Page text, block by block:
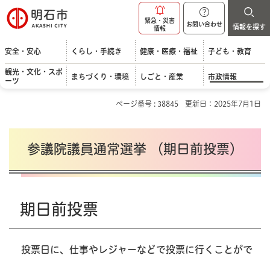
明石市
緊急・災害
情報
お問い合わせ 情報を探す
安全・安心 くらし・手続き 健康・医療・福祉 子ども・教育
観光・文化・スポ
ーツ
まちづくり・環境 しごと・産業 市政情報
ページ番号 : 38845 更新日：2025年7月1日
参議院議員通常選挙 （期日前投票）
期日前投票
投票日に、仕事やレジャーなどで投票に行くことがで